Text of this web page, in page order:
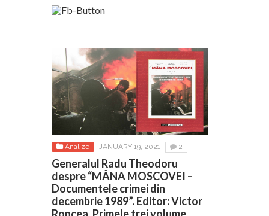
Analize JANUARY 19, 2021 2
Generalul Radu Theodoru
despre “MÂNA MOSCOVEI –
Documentele crimei din
decembrie 1989”. Editor: Victor